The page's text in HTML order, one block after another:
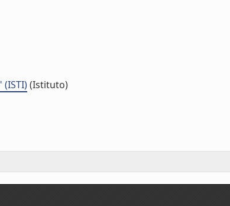
(Istituto)